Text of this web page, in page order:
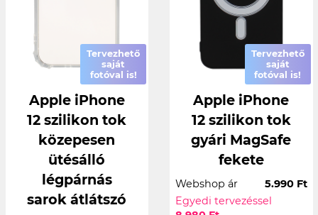
Tervezhető
saját
fotóval is!
Apple iPhone
12 szilikon tok
közepesen
ütésálló
légpárnás
sarok átlátszó
Tervezhető
saját
fotóval is!
Apple iPhone
12 szilikon tok
gyári MagSafe
fekete
Webshop ár
5.990 Ft
Egyedi tervezéssel